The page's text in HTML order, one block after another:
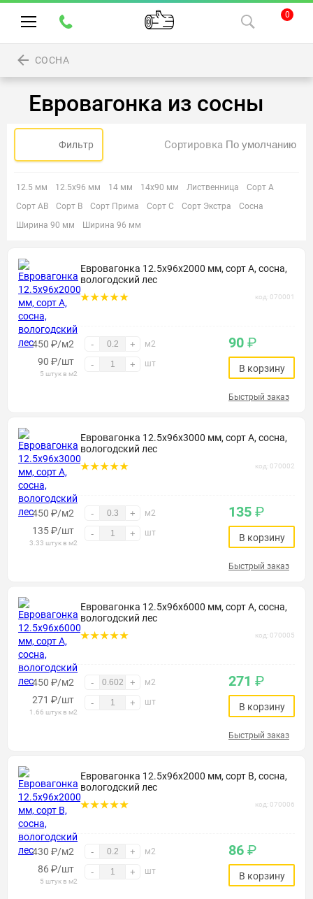
0
СОСНА
Евровагонка из сосны
Фильтр Сортировка
12.5 мм 12.5х96 мм 14 мм 14х90 мм Лиственница
Сорт А
Сорт АВ
Сорт В Сорт Прима Сорт С Сорт Экстра
Сосна
Ширина 90 мм
Ширина 96 мм
Евровагонка 12.5х96х2000 мм, сорт А, сосна,
вологодский лес
код: 070001
450 ₽/м2 - + м2
90 ₽/шт
5 штук в м2
- + шт
90 ₽
В корзину
Быстрый заказ
Евровагонка 12.5х96х3000 мм, сорт А, сосна,
вологодский лес
код: 070002
450 ₽/м2 - + м2
135₽/шт
3.33 штук в м2
- + шт
135 ₽
В корзину
Быстрый заказ
Евровагонка 12.5х96х6000 мм, сорт А, сосна,
вологодский лес
код: 070005
450 ₽/м2 - + м2
271 ₽/шт
1.66 штук в м2
- + шт
271 ₽
В корзину
Быстрый заказ
Евровагонка 12.5х96х2000 мм, сорт В, сосна,
вологодский лес
код: 070006
430 ₽/м2 - + м2
86 ₽/шт
5 штук в м2
- + шт
86 ₽
В корзину